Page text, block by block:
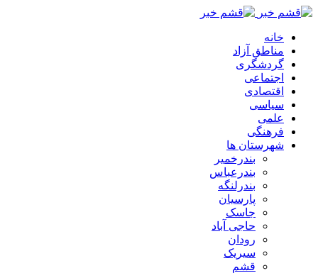
خانه
مناطق آزاد
گردشگری
اجتماعی
اقتصادی
سیاسی
علمی
فرهنگی
شهرستان ها
بندرخمیر
بندرعباس
بندرلنگه
پارسیان
جاسک
حاجی آباد
رودان
سیریک
قشم